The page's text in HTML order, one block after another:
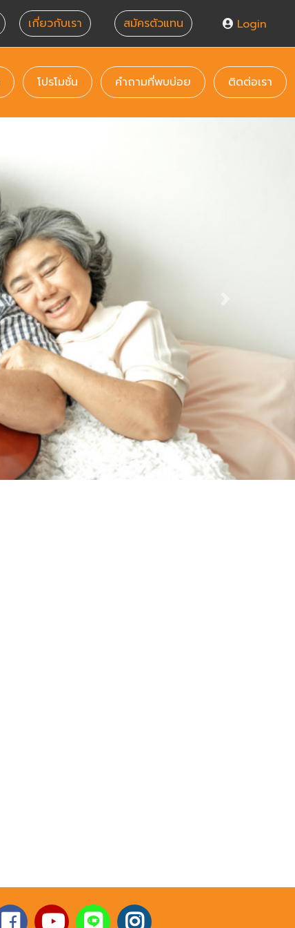
เกี่ยวกับเรา สมัครตัวแทน Login
(current)โปรโมชั่น (current)คำถามที่พบบ่อย (current)ติดต่อเรา